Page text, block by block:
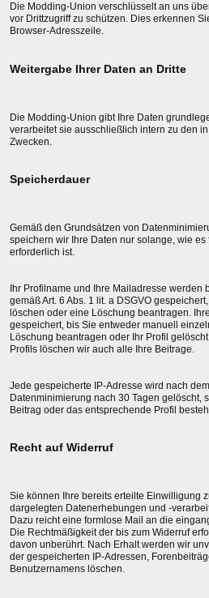
Die Modding-Union verschlüsselt an uns
vor Drittzugriff zu schützen. Dies erkennen
Browser-Adresszeile.
Weitergabe Ihrer Daten an Dritte
Die Modding-Union gibt Ihre Daten
verarbeitet sie ausschließlich intern zu den
Zwecken.
Speicherdauer
Gemäß den Grundsätzen von
speichern wir Ihre Daten nur solange, wie
erforderlich ist.
Ihr Profilname und Ihre Mailadresse werden
gemäß Art. 6 Abs. 1 lit. a DSGVO
löschen oder eine Löschung beantragen.
gespeichert, bis Sie entweder manuell
Löschung beantragen oder Ihr Profil
Profils löschen wir auch alle Ihre Beitrage.
Jede gespeicherte IP-Adresse wird nach
Datenminimierung nach 30 Tagen gelöscht,
Beitrag oder das entsprechende Profil
Recht auf Widerruf
Sie können Ihre bereits erteilte Einwilligung
dargelegten Datenerhebungen und -
Dazu reicht eine formlose Mail an die
Die Rechtmäßigkeit der bis zum Widerruf
davon unberührt. Nach Erhalt werden wir
der gespeicherten IP-Adressen,
Benutzernamens löschen.